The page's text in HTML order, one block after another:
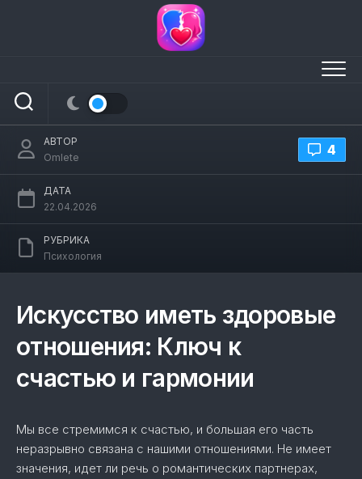
Искусство иметь здоровые отношения
4
АВТОР
Omlete
ДАТА
22.04.2026
РУБРИКА
Психология
Искусство иметь здоровые
отношения: Ключ к
счастью и гармонии
Мы все стремимся к счастью, и большая его часть
неразрывно связана с нашими отношениями. Не имеет
значения, идет ли речь о романтических партнерах,